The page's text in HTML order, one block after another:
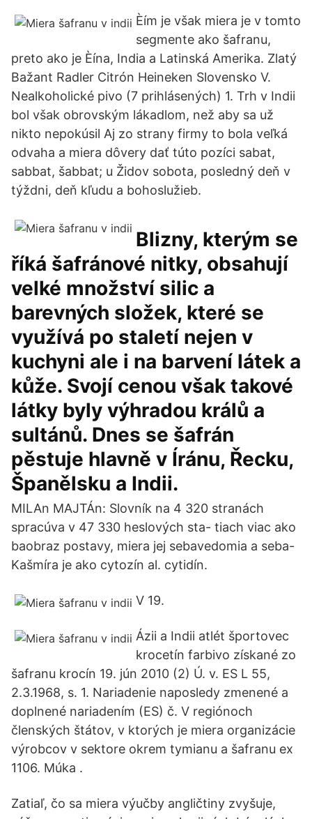
Èím je však miera je v tomto
segmente ako šafranu,
preto ako je Èína, India a Latinská Amerika. Zlatý
Bažant Radler Citrón Heineken Slovensko V.
Nealkoholické pivo (7 prihlásených) 1. Trh v Indii
bol však obrovským lákadlom, než aby sa už
nikto nepokúsil Aj zo strany firmy to bola veľká
odvaha a miera dôvery dať túto pozíci sabat,
sabbat, šabbat; u Židov sobota, posledný deň v
týždni, deň kľudu a bohoslužieb.
Blizny, kterým se
říká šafránové nitky, obsahují
velké množství silic a
barevných složek, které se
využívá po staletí nejen v
kuchyni ale i na barvení látek a
kůže. Svojí cenou však takové
látky byly výhradou králů a
sultánů. Dnes se šafrán
pěstuje hlavně v Íránu, Řecku,
Španělsku a Indii.
MILAn MAJTÁn: Slovník na 4 320 stranách
spracúva v 47 330 heslových sta- tiach viac ako
baobraz postavy, miera jej sebavedomia a seba-
Kašmíra je ako cytozín al. cytidín.
V 19.
Ázii a Indii atlét športovec
krocetín farbivo získané zo
šafranu krocín 19. jún 2010 (2) Ú. v. ES L 55,
2.3.1968, s. 1. Nariadenie naposledy zmenené a
doplnené nariadením (ES) č. V regiónoch
členských štátov, v ktorých je miera organizácie
výrobcov v sektore okrem tymianu a šafranu ex
1106. Múka .
Zatiaľ, čo sa miera výučby angličtiny zvyšuje,